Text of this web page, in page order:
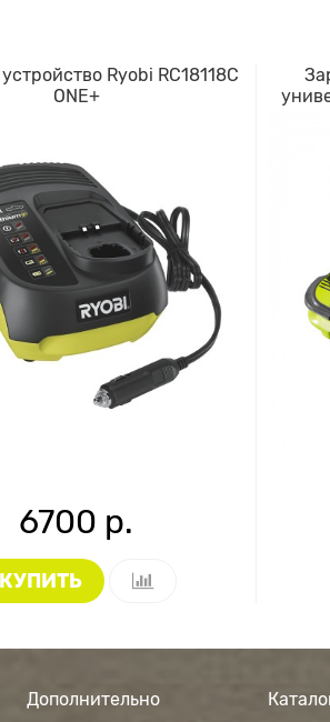
Ryobi RC18118C
ONE+
6700 р.
КУПИТЬ
Дополнительно